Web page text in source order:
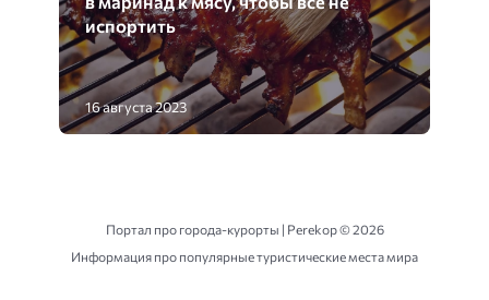
испортить
16 августа 2023
Портал про города-курорты | Perekop ©2026
Информация про популярные туристические места мира